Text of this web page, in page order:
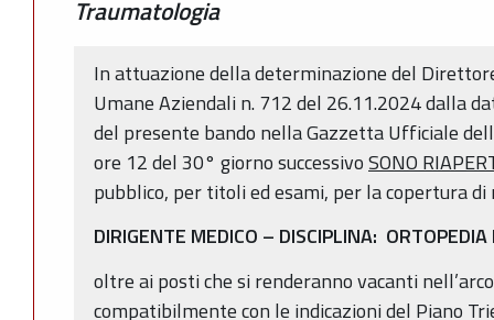
Traumatologia
In attuazione della determinazione del
Umane Aziendali n. 712 del 26.11.2024 dalla
del presente bando nella Gazzetta Ufficiale
ore 12 del 30° giorno successivoSONO
pubblico, per titoli ed esami, per la copertura di
DIRIGENTE MEDICO – DISCIPLINA:
oltre ai posti che si renderanno vacanti
compatibilmente con le indicazioni del Piano